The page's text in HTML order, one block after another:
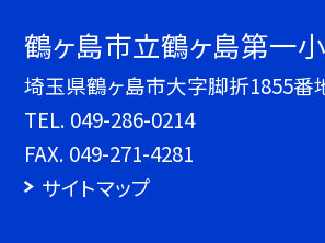
鶴ヶ島市立鶴ヶ島第一
埼玉県鶴ヶ島市大字脚折1855番
TEL. 049-286-0214
FAX. 049-271-4281
サイトマップ